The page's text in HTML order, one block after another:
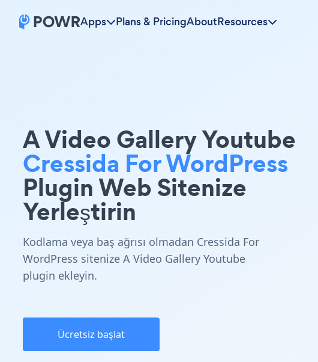
Apps Plans & PricingAboutResources
A Video Gallery Youtube
Cressida For WordPress
Plugin Web Sitenize
Yerleştirin
Kodlama veya baş ağrısı olmadan Cressida For
WordPress sitenize A Video Gallery Youtube
plugin ekleyin.
Ücretsiz başlat